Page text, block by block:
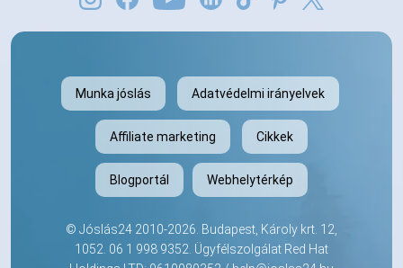
Munka jóslás Adatvédelmi irányelvek
Affiliate marketing Cikkek
Blogportál Webhelytérkép
© Jóslás24 2010-2026. Budapest, Károly krt. 12,
1052. 06 1 998 9352. Ügyfélszolgálat Red Hat